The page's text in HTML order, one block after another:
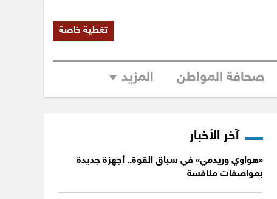
تغطية خاصة
صحافة المواطن المزيد
آخر الأخبار
«هواوي وريدمي» في سباق القوة.. أجهزة جديدة
بمواصفات منافسة